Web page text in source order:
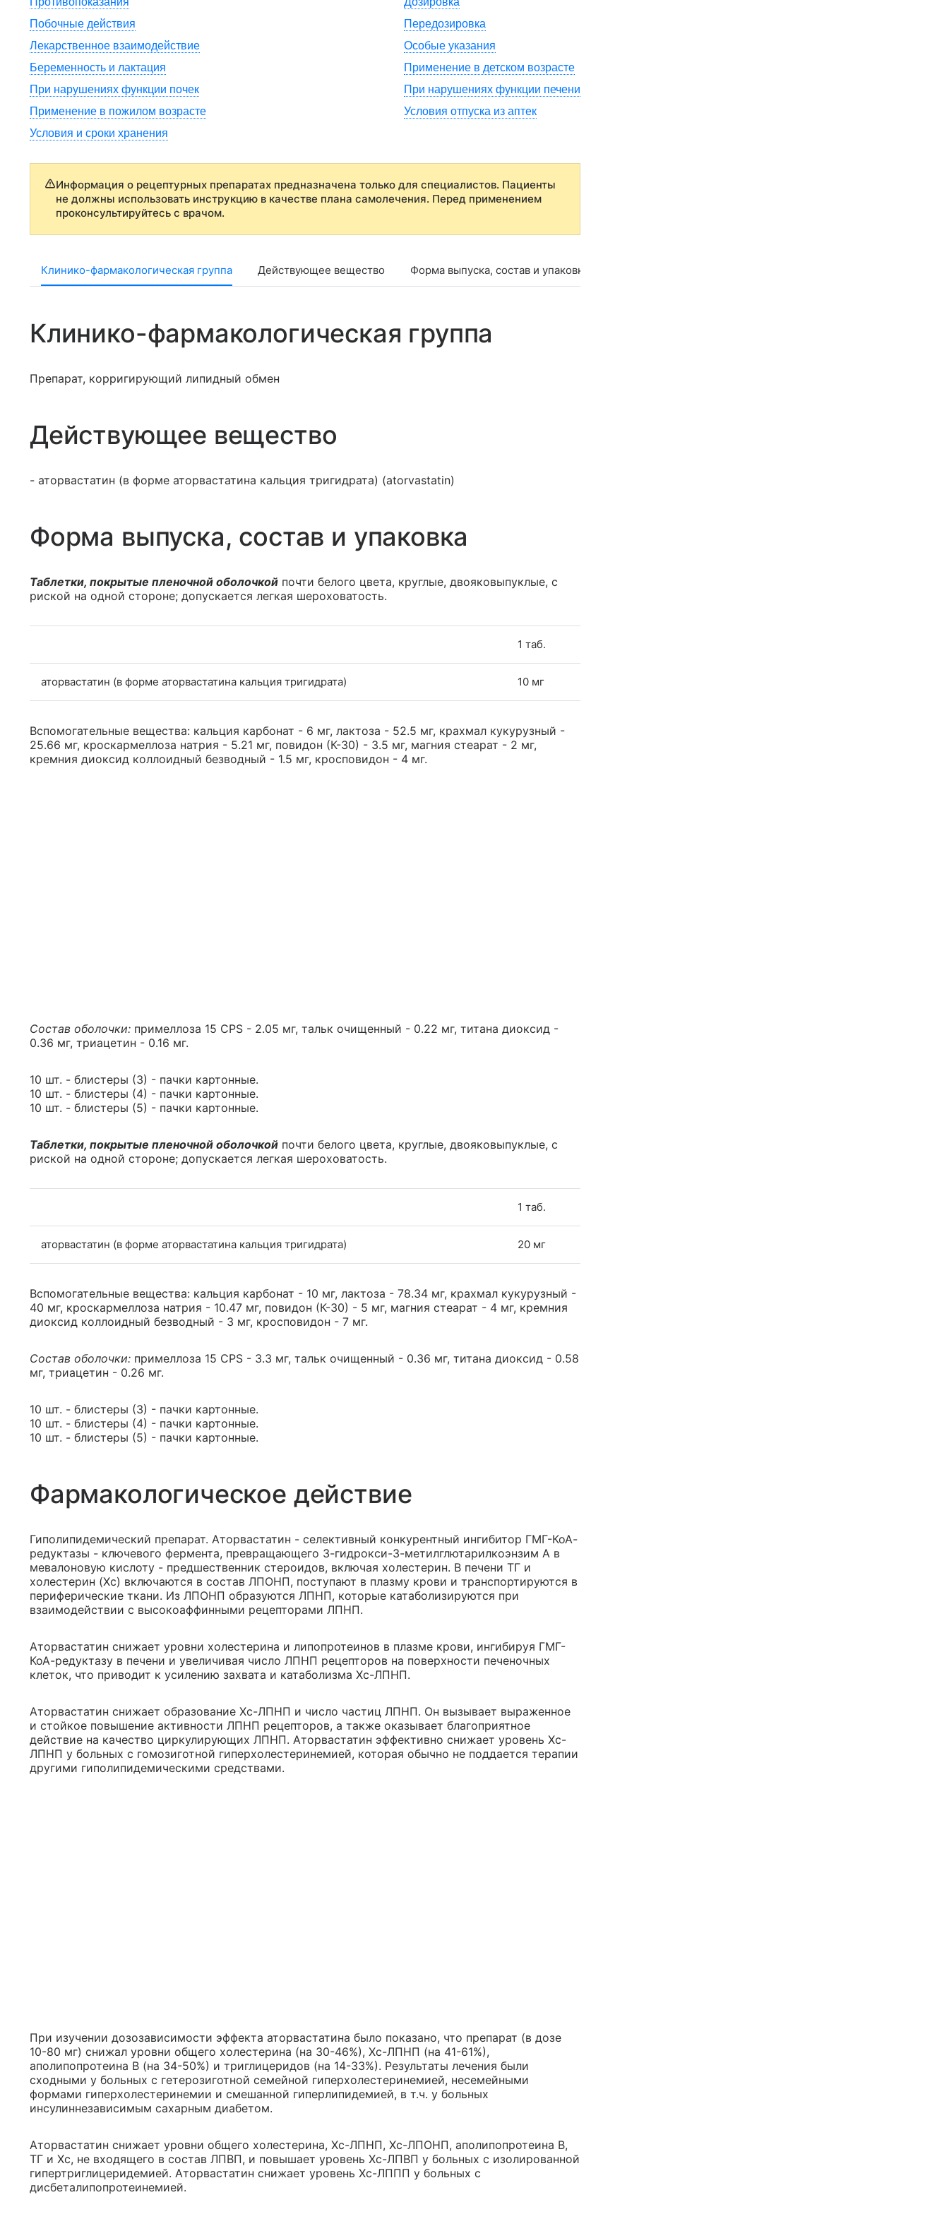
Побочные действия
Передозировка
Лекарственное взаимодействие
Особые указания
Беременность и лактация
Применение в детском возрасте
При нарушениях функции почек
При нарушениях функции печени
Применение в пожилом возрасте
Условия отпуска из аптек
Условия и сроки хранения
Информация о рецептурных препаратах предназначена только для специалистов. Пациенты
не должны использовать инструкцию в качестве плана самолечения. Перед применением
проконсультируйтесь с врачом.
Клинико-фармакологическая группа Действующее вещество Форма выпуска, состав и упаковка
Клинико-фармакологическая группа
Препарат, корригирующий липидный обмен
Действующее вещество
- аторвастатин (в форме аторвастатина кальция тригидрата) (atorvastatin)
Форма выпуска, состав и упаковка
Таблетки, покрытые пленочной оболочкой почти белого цвета, круглые, двояковыпуклые, с
риской на одной стороне; допускается легкая шероховатость.
1 таб.
аторвастатин (в форме аторвастатина кальция тригидрата) 10 мг
Вспомогательные вещества: кальция карбонат - 6 мг, лактоза - 52.5 мг, крахмал кукурузный -
25.66 мг, кроскармеллоза натрия - 5.21 мг, повидон (К-30) - 3.5 мг, магния стеарат - 2 мг,
кремния диоксид коллоидный безводный - 1.5 мг, кросповидон - 4 мг.
Состав оболочки: примеллоза 15 CPS - 2.05 мг, тальк очищенный - 0.22 мг, титана диоксид -
0.36 мг, триацетин - 0.16 мг.
10 шт. - блистеры (3) - пачки картонные.
10 шт. - блистеры (4) - пачки картонные.
10 шт. - блистеры (5) - пачки картонные.
Таблетки, покрытые пленочной оболочкой почти белого цвета, круглые, двояковыпуклые, с
риской на одной стороне; допускается легкая шероховатость.
1 таб.
аторвастатин (в форме аторвастатина кальция тригидрата) 20 мг
Вспомогательные вещества: кальция карбонат - 10 мг, лактоза - 78.34 мг, крахмал кукурузный -
40 мг, кроскармеллоза натрия - 10.47 мг, повидон (К-30) - 5 мг, магния стеарат - 4 мг, кремния
диоксид коллоидный безводный - 3 мг, кросповидон - 7 мг.
Состав оболочки: примеллоза 15 CPS - 3.3 мг, тальк очищенный - 0.36 мг, титана диоксид - 0.58
мг, триацетин - 0.26 мг.
10 шт. - блистеры (3) - пачки картонные.
10 шт. - блистеры (4) - пачки картонные.
10 шт. - блистеры (5) - пачки картонные.
Фармакологическое действие
Гиполипидемический препарат. Аторвастатин - селективный конкурентный ингибитор ГМГ-КоА-
редуктазы - ключевого фермента, превращающего 3-гидрокси-3-метилглютарилкоэнзим А в
мевалоновую кислоту - предшественник стероидов, включая холестерин. В печени ТГ и
холестерин (Хс) включаются в состав ЛПОНП, поступают в плазму крови и транспортируются в
периферические ткани. Из ЛПОНП образуются ЛПНП, которые катаболизируются при
взаимодействии с высокоаффинными рецепторами ЛПНП.
Аторвастатин снижает уровни холестерина и липопротеинов в плазме крови, ингибируя ГМГ-
КоА-редуктазу в печени и увеличивая число ЛПНП рецепторов на поверхности печеночных
клеток, что приводит к усилению захвата и катаболизма Хс-ЛПНП.
Аторвастатин снижает образование Хс-ЛПНП и число частиц ЛПНП. Он вызывает выраженное
и стойкое повышение активности ЛПНП рецепторов, а также оказывает благоприятное
действие на качество циркулирующих ЛПНП. Аторвастатин эффективно снижает уровень Хс-
ЛПНП у больных с гомозиготной гиперхолестеринемией, которая обычно не поддается терапии
другими гиполипидемическими средствами.
При изучении дозозависимости эффекта аторвастатина было показано, что препарат (в дозе
10-80 мг) снижал уровни общего холестерина (на 30-46%), Хс-ЛПНП (на 41-61%),
аполипопротеина В (на 34-50%) и триглицеридов (на 14-33%). Результаты лечения были
сходными у больных с гетерозиготной семейной гиперхолестеринемией, несемейными
формами гиперхолестеринемии и смешанной гиперлипидемией, в т.ч. у больных
инсулиннезависимым сахарным диабетом.
Аторвастатин снижает уровни общего холестерина, Хс-ЛПНП, Хс-ЛПОНП, аполипопротеина В,
ТГ и Хс, не входящего в состав ЛПВП, и повышает уровень Хс-ЛПВП у больных с изолированной
гипертриглицеридемией. Аторвастатин снижает уровень Хс-ЛППП у больных с
дисбеталипопротеинемией.